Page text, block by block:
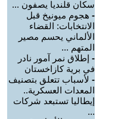
سكان قلنديا يصفون ...
- هجوم ميونيخ قبل
الانتخابات: القضاء
الألماني يحسم مصير
المتهم ...
- إطلاق نمر آمور نادر
في برية كازاخستان
- لأسباب تتعلق بتصنيف
المعدات العسكرية..
إيطاليا تستبعد شركات
...